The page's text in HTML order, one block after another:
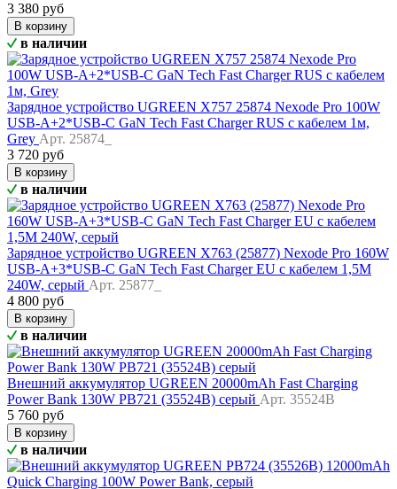
3 380 руб
В корзину
в наличии
Зарядное устройство UGREEN X757 25874 Nexode Pro 100W
USB-A+2*USB-C GaN Tech Fast Charger RUS с кабелем 1м,
Grey Арт. 25874_
3 720 руб
В корзину
в наличии
Зарядное устройство UGREEN X763 (25877) Nexode Pro 160W
USB-A+3*USB-C GaN Tech Fast Charger EU с кабелем 1,5M
240W, серый Арт. 25877_
4 800 руб
В корзину
в наличии
Внешний аккумулятор UGREEN 20000mAh Fast Charging
Power Bank 130W PB721 (35524B) серый Арт. 35524B
5 760 руб
В корзину
в наличии